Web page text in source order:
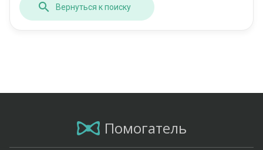
Вернуться к поиску
Помогатель